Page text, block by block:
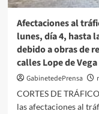
EN
FEDERICO
GARCIA
LORCA
130
Afectaciones al
lunes, día 4, hasta
debido a obras de
calles Lope de
GabinetedePrensa
CORTES DE
las afectaciones al